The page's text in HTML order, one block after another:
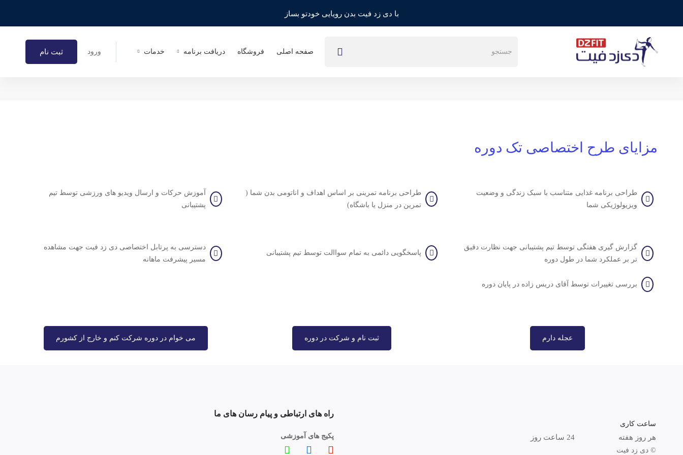
با دی زد فیت بدن رویایی خودتو بساز
صفحه اصلی فروشگاه دریافت برنامه خدمات ورود ثبت نام طرح طلایی تک دوره
مزایای طرح اختصاصی تک دوره
طراحی برنامه غذایی متناسب با سبک زندگی و وضعیت
ویزیولوژیکی شما
طراحی برنامه تمرینی بر اساس اهداف و اناتومی بدن شما (
تمرین در منزل یا باشگاه)
آموزش حرکات و ارسال ویدیو های ورزشی توسط تیم
پشتیبانی
گزارش گیری هفتگی توسط تیم پشتیبانی جهت نظارت دقیق
تر بر عملکرد شما در طول دوره
بررسی تغییرات توسط آقای دریس زاده در پایان دوره
پاسخگویی دائمی به تمام سواالت توسط تیم پشتیبانی
دسترسی به پرتابل اختصاصی دی زد فیت جهت مشاهده
مسیر پیشرفت ماهانه
عجله دارم ثبت نام و شرکت در دوره می خوام در دوره شرکت کنم و خارج از کشورم
ساعت کاری
هر روز هفته 24 ساعت روز
© دی زد فیت
راه های ارتباطی و پیام رسان های ما
پکیج های آموزشی